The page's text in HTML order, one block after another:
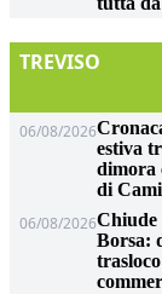
TREVISO
06/08/2026
estiva
dimora
di
06/08/2026Chiude
Borsa: